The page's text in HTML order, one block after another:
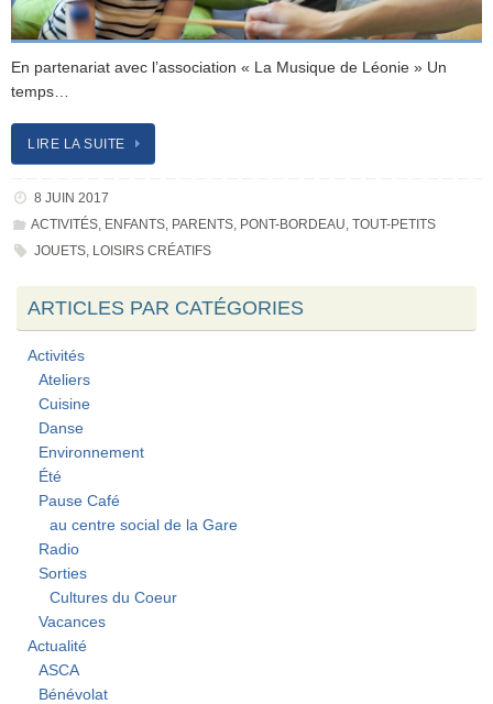
En partenariat avec l’association « La Musique de Léonie » Un
temps…
LIRE LA SUITE
8 JUIN 2017
ACTIVITÉS, ENFANTS, PARENTS, PONT-BORDEAU, TOUT-PETITS
JOUETS, LOISIRS CRÉATIFS
ARTICLES PAR CATÉGORIES
Activités
Ateliers
Cuisine
Danse
Environnement
Été
Pause Café
au centre social de la Gare
Radio
Sorties
Cultures du Coeur
Vacances
Actualité
ASCA
Bénévolat